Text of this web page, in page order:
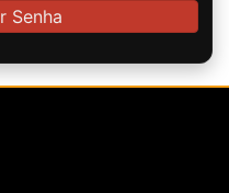
Senha